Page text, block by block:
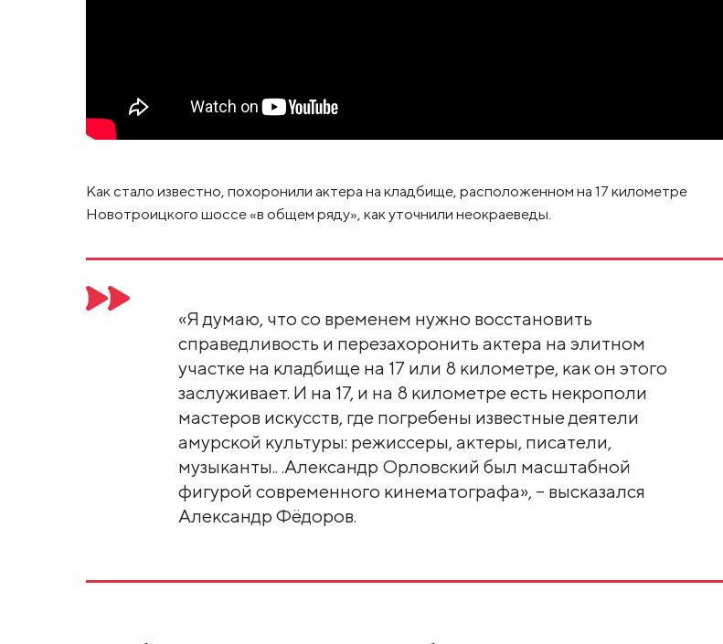
Как стало известно, похоронили актера на кладбище, расположенном на 17 километре
Новотроицкого шоссе «в общем ряду», как уточнили неокраеведы.
«Я думаю, что со временем нужно восстановить
справедливость и перезахоронить актера на элитном
участке на кладбище на 17 или 8 километре, как он этого
заслуживает. И на 17, и на 8 километре есть некрополи
мастеров искусств, где погребены известные деятели
амурской культуры: режиссеры, актеры, писатели,
музыканты.. .Александр Орловский был масштабной
фигурой современного кинематографа», – высказался
Александр Фёдоров.